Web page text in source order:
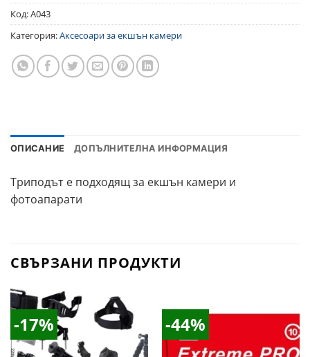
Код:A043
Категория:Аксесоари за екшън камери
ОПИСАНИЕ ДОПЪЛНИТЕЛНА ИНФОРМАЦИЯ
Триподът е подходящ за екшън камери и
фотоапарати
СВЪРЗАНИ ПРОДУКТИ
-17%
Добави
Желани
-44%
Добави
Желани